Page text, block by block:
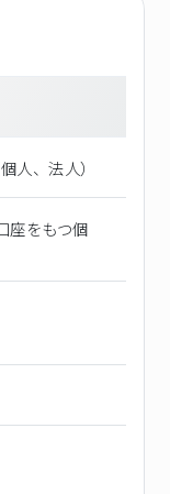
⼈、法⼈）
座をもつ個